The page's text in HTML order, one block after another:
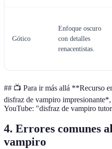
Gótico
Enfoque oscuro
con detalles
renacentistas.
## 📺 Para ir más allá **Recurso
disfraz de vampiro
YouTube: "disfraz de vampiro
4. Errores comunes
vampiro